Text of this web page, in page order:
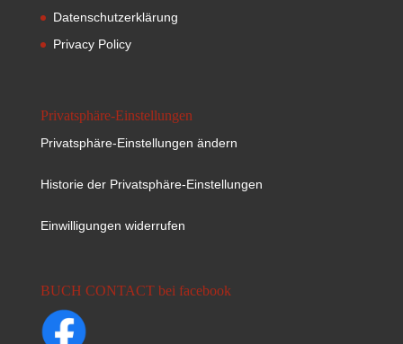
Datenschutzerklärung
Privacy Policy
Privatsphäre-Einstellungen
Privatsphäre-Einstellungen ändern
Historie der Privatsphäre-Einstellungen
Einwilligungen widerrufen
BUCH CONTACT bei facebook